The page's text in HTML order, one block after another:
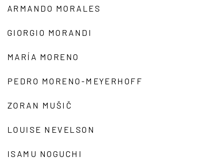
ARMANDO MORALES
GIORGIO MORANDI
MARÍA MORENO
PEDRO MORENO-MEYERHOFF
ZORAN MUŠIČ
LOUISE NEVELSON
ISAMU NOGUCHI